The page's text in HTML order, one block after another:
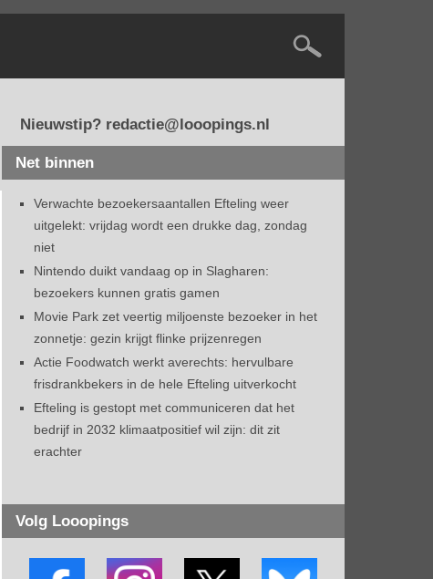
Nieuwstip? redactie@looopings.nl
Net binnen
Verwachte bezoekersaantallen Efteling weer
uitgelekt: vrijdag wordt een drukke dag, zondag
niet
Nintendo duikt vandaag op in Slagharen:
bezoekers kunnen gratis gamen
Movie Park zet veertig miljoenste bezoeker in het
zonnetje: gezin krijgt flinke prijzenregen
Actie Foodwatch werkt averechts: hervulbare
frisdrankbekers in de hele Efteling uitverkocht
Efteling is gestopt met communiceren dat het
bedrijf in 2032 klimaatpositief wil zijn: dit zit
erachter
Volg Looopings